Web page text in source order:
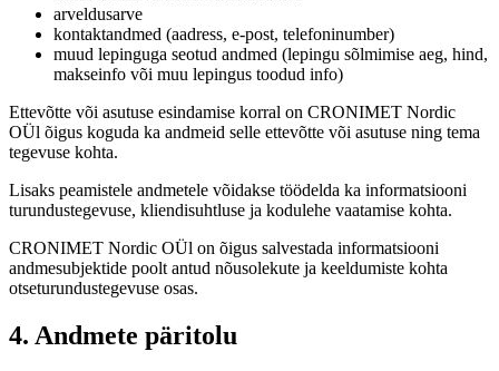
arveldusarve
kontaktandmed (aadress, e-post, telefoninumber)
muud lepinguga seotud andmed (lepingu sõlmimise aeg, hind,
makseinfo või muu lepingus toodud info)
Ettevõtte või asutuse esindamise korral on CRONIMET Nordic
OÜl õigus koguda ka andmeid selle ettevõtte või asutuse ning tema
tegevuse kohta.
Lisaks peamistele andmetele võidakse töödelda ka informatsiooni
turundustegevuse, kliendisuhtluse ja kodulehe vaatamise kohta.
CRONIMET Nordic OÜl on õigus salvestada informatsiooni
andmesubjektide poolt antud nõusolekute ja keeldumiste kohta
otseturundustegevuse osas.
4. Andmete päritolu